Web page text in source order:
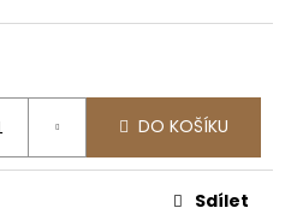
DO KOŠÍKU
Sdílet